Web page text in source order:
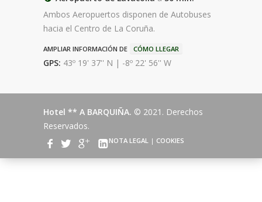
Ambos Aeropuertos disponen de Autobuses
hacia el Centro de La Coruña.
AMPLIAR INFORMACIÓN DE CÓMO LLEGAR
GPS: 43º 19' 37'' N | -8º 22' 56'' W
Hotel ** A BARQUIÑA. © 2021. Derechos
Reservados.
NOTA LEGAL| COOKIES